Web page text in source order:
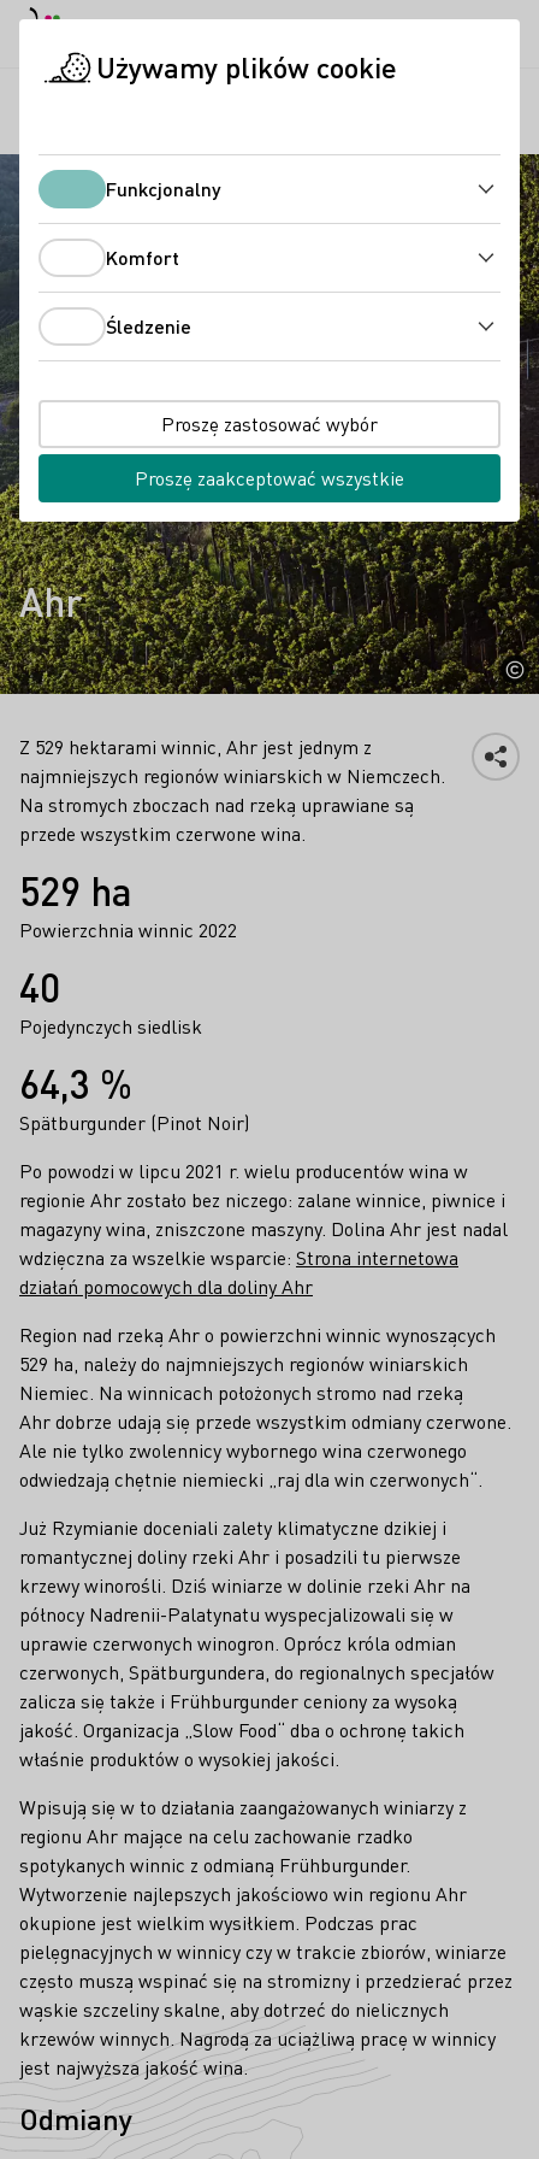
Ahr
Z 529 hektarami winnic, Ahr jest jednym z
najmniejszych regionów winiarskich w Niemczech.
Na stromych zboczach nad rzeką uprawiane są
przede wszystkim czerwone wina.
Fakty
529 ha
Powierzchnia winnic 2022
40
Pojedynczych siedlisk
64,3 %
Spätburgunder (Pinot Noir)
Po powodzi w lipcu 2021 r. wielu producentów wina w
regionie Ahr zostało bez niczego: zalane winnice, piwnice i
magazyny wina, zniszczone maszyny. Dolina Ahr jest nadal
wdzięczna za wszelkie wsparcie: Strona internetowa
działań pomocowych dla doliny Ahr
Region nad rzeką Ahr o powierzchni winnic wynoszących
529 ha, należy do najmniejszych regionów winiarskich
Niemiec. Na winnicach położonych stromo nad rzeką
Ahr dobrze udają się przede wszystkim odmiany czerwone.
Ale nie tylko zwolennicy wybornego wina czerwonego
odwiedzają chętnie niemiecki „raj dla win czerwonych“.
Już Rzymianie doceniali zalety klimatyczne dzikiej i
romantycznej doliny rzeki Ahr i posadzili tu pierwsze
krzewy winorośli. Dziś winiarze w dolinie rzeki Ahr na
północy Nadrenii-Palatynatu wyspecjalizowali się w
uprawie czerwonych winogron. Oprócz króla odmian
czerwonych, Spätburgundera, do regionalnych specjałów
zalicza się także i Frühburgunder ceniony za wysoką
jakość. Organizacja „Slow Food“ dba o ochronę takich
właśnie produktów o wysokiej jakości.
Wpisują się w to działania zaangażowanych winiarzy z
regionu Ahr mające na celu zachowanie rzadko
spotykanych winnic z odmianą Frühburgunder.
Wytworzenie najlepszych jakościowo win regionu Ahr
okupione jest wielkim wysiłkiem. Podczas prac
pielęgnacyjnych w winnicy czy w trakcie zbiorów, winiarze
często muszą wspinać się na stromizny i przedzierać przez
wąskie szczeliny skalne, aby dotrzeć do nielicznych
krzewów winnych. Nagrodą za uciążliwą pracę w winnicy
jest najwyższa jakość wina.
Odmiany
Używamy plików cookie
Funkcjonalny
Komfort
Śledzenie
Proszę zastosować wybór
Proszę zaakceptować wszystkie